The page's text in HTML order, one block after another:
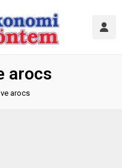
arocs
arocs